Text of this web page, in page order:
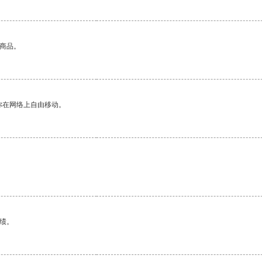
品。
网络上自由移动。
。